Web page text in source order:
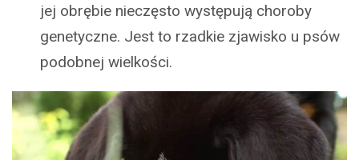
jej obrębie nieczęsto występują choroby
genetyczne. Jest to rzadkie zjawisko u psów
podobnej wielkości.